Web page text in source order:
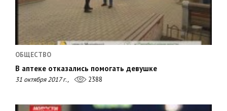
ОБЩЕСТВО
В аптеке отказались помогать девушке
31 октября 2017 г., 2388